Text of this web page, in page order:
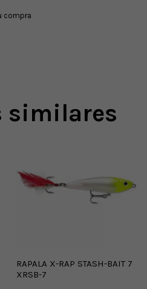
compra
similares
RAPALA X-RAP STASH-BAIT 7
XRSB-7